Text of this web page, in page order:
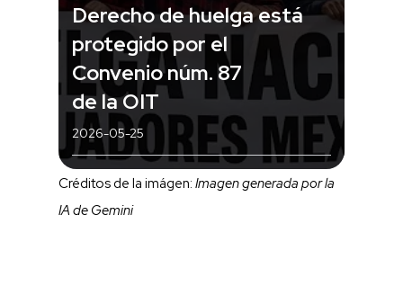
Derecho de huelga está
protegido por el
Convenio núm. 87
de la OIT
2026-05-25
Créditos de la imágen: Imagen generada por la
IA de Gemini